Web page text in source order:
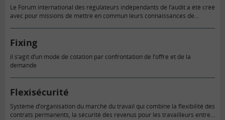
Le Forum international des régulateurs indépendants de l’audit a été créé
avec pour missions de mettre en commun leurs connaissances de
Fixing
il s’agit d’un mode de cotation par confrontation de l’offre et de la
demande
Flexisécurité
Système d’organisation du marché du travail qui combine la flexibilité des
contrats permanents, la sécurité des revenus pour les travailleurs entre